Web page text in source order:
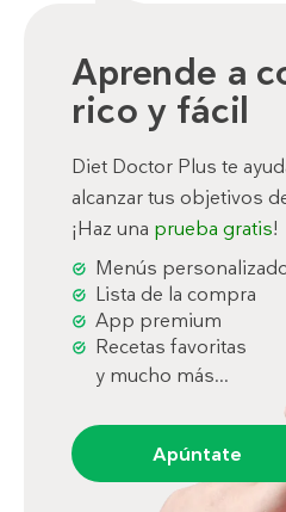
Aprende a
rico y fácil
Diet Doctor Plus te
alcanzar tus objetivos
¡Haz una prueba gratis!
Menús
Lista de la compra
App premium
Recetas favoritas
y mucho más...
Apúntate